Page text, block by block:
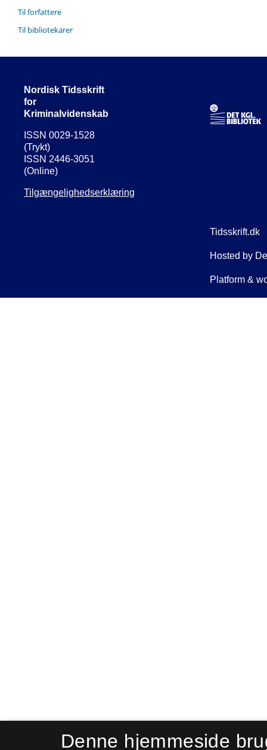
Til forfattere
Til bibliotekarer
Nordisk Tidsskrift
for
Kriminalvidenskab
ISSN 0029-1528
(Trykt)
ISSN 2446-3051
(Online)
Tilgængelighedserklæring
Denne hjemmeside